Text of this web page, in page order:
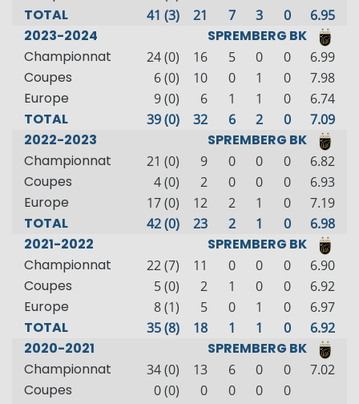
TOTAL 41 (3) 21 7 3 0 6.95
2023-2024
SPREMBERG BK
Championnat
24 (0) 16 5 0 0 6.99
Coupes 6 (0) 10 0 1 0 7.98
Europe 9 (0) 6 1 1 0 6.74
TOTAL 39 (0) 32 6 2 0 7.09
2022-2023
SPREMBERG BK
Championnat
21 (0) 9 0 0 0 6.82
Coupes 4 (0) 2 0 0 0 6.93
Europe 17 (0) 12 2 1 0 7.19
TOTAL 42 (0) 23 2 1 0 6.98
2021-2022
SPREMBERG BK
Championnat
22 (7) 11 0 0 0 6.90
Coupes 5 (0) 2 1 0 0 6.92
Europe 8 (1) 5 0 1 0 6.97
TOTAL 35 (8) 18 1 1 0 6.92
2020-2021
SPREMBERG BK
Championnat
34 (0) 13 6 0 0 7.02
Coupes 0 (0) 0 0 0 0